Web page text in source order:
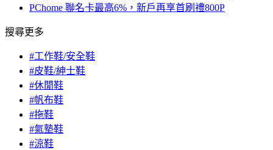
PChome 聯名卡最高6%，新戶再享首刷禮800P
搜尋更多
#工作鞋/安全鞋
#皮鞋/紳士鞋
#休閒鞋
#帆布鞋
#拖鞋
#氣墊鞋
#涼鞋